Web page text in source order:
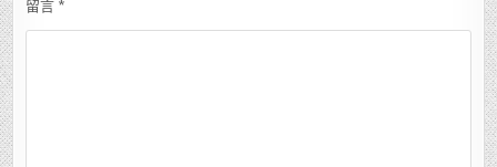
留言 *